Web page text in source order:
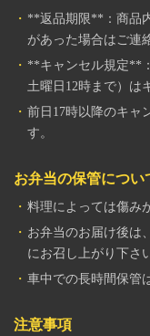
**返品期限**：商品
があった場合はご連
**キャンセル規定**
土曜日12時まで）は
前日17時以降のキャ
す。
お弁当の保管につい
料理によっては傷み
お弁当のお届け後は
にお召し上がり下さ
車中での長時間保管
注意事項